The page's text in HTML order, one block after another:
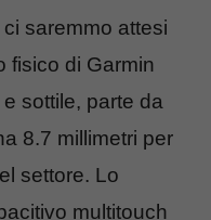
saremmo attesi
fisico di Garmin
sottile, parte da
8.7 millimetri per
settore. Lo
multitouch